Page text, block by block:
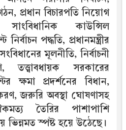
প্রধান বিচারপতি নিয়োগ
কাউন্সিল
পদ্ধতি, প্রধানমন্ত্রীর
মূলনীতি, নির্বাচনী
তত্ত্বাবধায়ক সরকারের
ক্ষমা প্রদর্শনের বিধান,
জরুরি অবস্থা ঘোষণাসহ
তৈরির পাশাপাশি
স্পষ্ট হয়ে উঠেছে।